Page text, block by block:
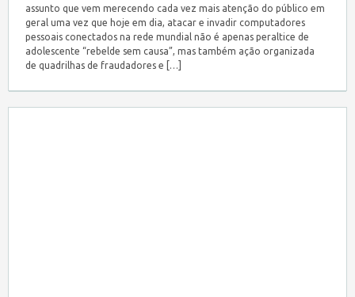
assunto que vem merecendo cada vez mais atenção do público em
geral uma vez que hoje em dia, atacar e invadir computadores
pessoais conectados na rede mundial não é apenas peraltice de
adolescente “rebelde sem causa”, mas também ação organizada
de quadrilhas de fraudadores e […]